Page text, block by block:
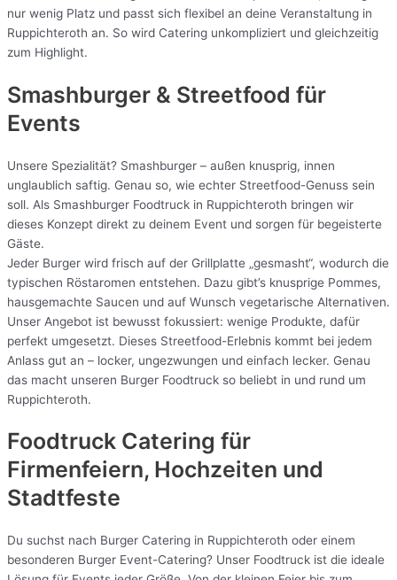
nur wenig Platz und passt sich flexibel an deine Veranstaltung in
Ruppichteroth an. So wird Catering unkompliziert und gleichzeitig
zum Highlight.
Smashburger & Streetfood für
Events
Unsere Spezialität? Smashburger – außen knusprig, innen
unglaublich saftig. Genau so, wie echter Streetfood-Genuss sein
soll. Als Smashburger Foodtruck in Ruppichteroth bringen wir
dieses Konzept direkt zu deinem Event und sorgen für begeisterte
Gäste.
Jeder Burger wird frisch auf der Grillplatte „gesmasht“, wodurch die
typischen Röstaromen entstehen. Dazu gibt’s knusprige Pommes,
hausgemachte Saucen und auf Wunsch vegetarische Alternativen.
Unser Angebot ist bewusst fokussiert: wenige Produkte, dafür
perfekt umgesetzt. Dieses Streetfood-Erlebnis kommt bei jedem
Anlass gut an – locker, ungezwungen und einfach lecker. Genau
das macht unseren Burger Foodtruck so beliebt in und rund um
Ruppichteroth.
Foodtruck Catering für
Firmenfeiern, Hochzeiten und
Stadtfeste
Du suchst nach Burger Catering in Ruppichteroth oder einem
besonderen Burger Event-Catering? Unser Foodtruck ist die ideale